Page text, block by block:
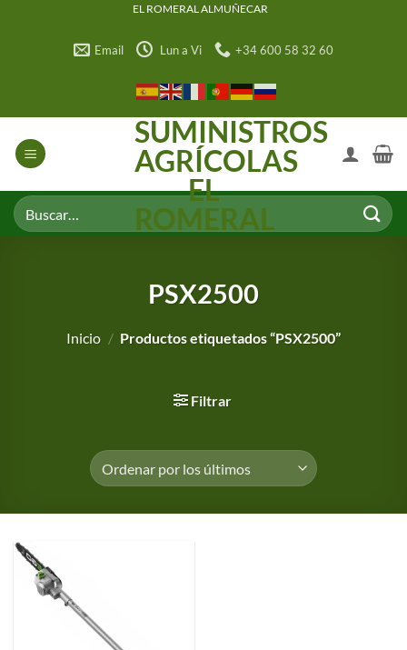
EL ROMERAL ALMUÑECAR
Email Lun a Vi +34 600 58 32 60
SUMINISTROS
AGRÍCOLAS
EL
ROMERAL
Buscar
por:
PSX2500
Inicio / Productos etiquetados “PSX2500”
Filtrar